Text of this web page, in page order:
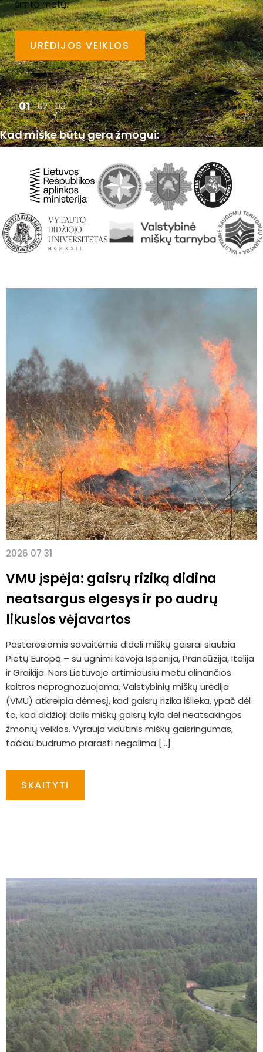
šimto metų.
URĖDIJOS VEIKLOS
01 02 03
Kad miške būtų gera žmogui:
2026 07 31
VMU įspėja: gaisrų riziką didina
neatsargus elgesys ir po audrų
likusios vėjavartos
Pastarosiomis savaitėmis dideli miškų gaisrai siaubia
Pietų Europą – su ugnimi kovoja Ispanija, Prancūzija, Italija
ir Graikija. Nors Lietuvoje artimiausiu metu alinančios
kaitros neprognozuojama, Valstybinių miškų urėdija
(VMU) atkreipia dėmesį, kad gaisrų rizika išlieka, ypač dėl
to, kad didžioji dalis miškų gaisrų kyla dėl neatsakingos
žmonių veiklos. Vyrauja vidutinis miškų gaisringumas,
tačiau budrumo prarasti negalima […]
SKAITYTI